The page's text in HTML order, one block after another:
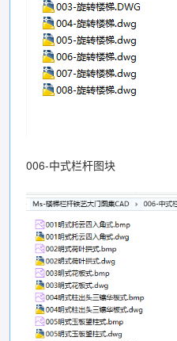
006-中式栏杆图块